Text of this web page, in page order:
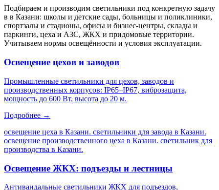
Подбираем и производим светильники под конкретную задачу
в в Казани: школы и детские сады, больницы и поликлиники,
спортзалы и стадионы, офисы и бизнес-центры, склады и
паркинги, цеха и АЗС, ЖКХ и придомовые территории.
Учитываем нормы освещённости и условия эксплуатации.
Освещение цехов и заводов
Промышленные светильники для цехов, заводов и
производственных корпусов: IP65–IP67, виброзащита,
мощность до 600 Вт, высота до 20 м.
Подробнее →
освещение цеха в Казани. светильники для завода в Казани.
освещение производственного цеха в Казани. светильник для
производства в Казани.
Освещение ЖКХ: подъезды и лестницы
Антивандальные светильники ЖКХ для подъездов,